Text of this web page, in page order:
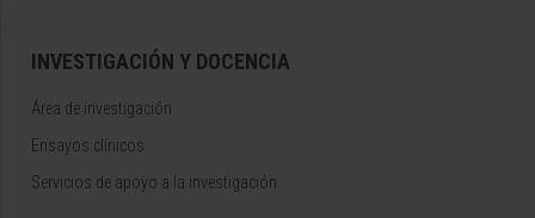
INVESTIGACIÓN Y DOCENCIA
Área de investigación
Ensayos clínicos
Servicios de apoyo a la investigación